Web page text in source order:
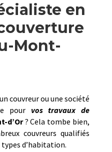
en
Mont-
couvreur ou une société
pour vos travaux de
d’Or? Cela tombe bien,
couvreurs qualifiés
d’habitation.